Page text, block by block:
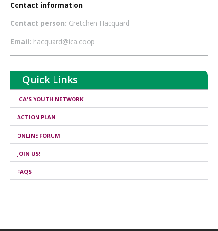
Contact information
Contact person: Gretchen Hacquard
Email: hacquard@ica.coop
Quick Links
ICA'S YOUTH NETWORK
ACTION PLAN
ONLINE FORUM
JOIN US!
FAQS